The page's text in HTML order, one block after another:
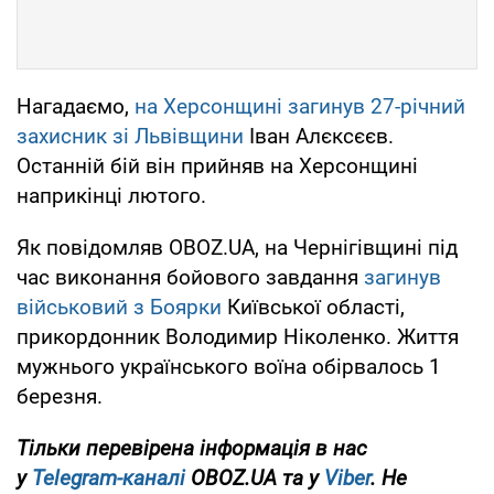
Нагадаємо, на Херсонщині загинув 27-річний
захисник зі Львівщини Іван Алєксєєв.
Останній бій він прийняв на Херсонщині
наприкінці лютого.
Як повідомляв OBOZ.UA, на Чернігівщині під
час виконання бойового завдання загинув
військовий з Боярки Київської області,
прикордонник Володимир Ніколенко. Життя
мужнього українського воїна обірвалось 1
березня.
Тільки перевірена інформація в нас
уTelegram-каналіOBOZ.UA та уViber. Не